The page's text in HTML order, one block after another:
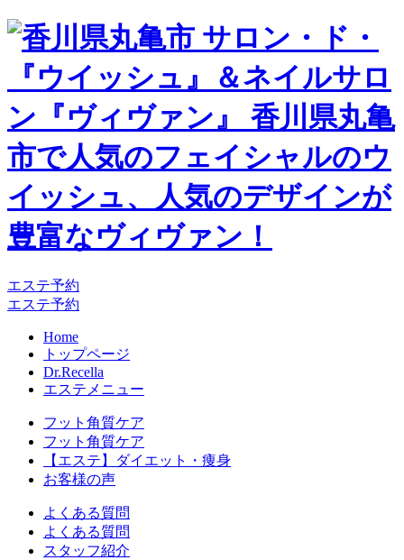
エステ予約
エステ予約
Home
トップページ
Dr.Recella
エステメニュー
フット角質ケア
フット角質ケア
【エステ】ダイエット・痩身
お客様の声
よくある質問
よくある質問
スタッフ紹介